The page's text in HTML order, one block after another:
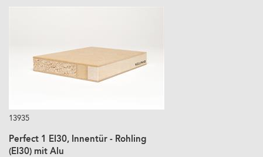
13935
Perfect 1 EI30, Innentür - Rohling
(EI30) mit Alu